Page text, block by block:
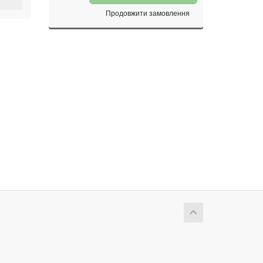
Продовжити замовлення